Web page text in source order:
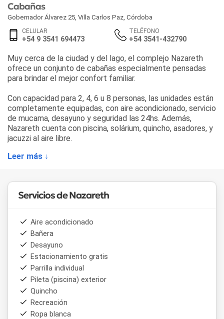
Cabañas
Gobernador Álvarez 25 Villa Carlos Paz Córdoba
CELULAR
+54 9 3541 694473
TELÉFONO
+54 3541-432790
Muy cerca de la ciudad y del lago, el complejo Nazareth
ofrece un conjunto de cabañas especialmente pensadas
para brindar el mejor confort familiar.
Con capacidad para 2, 4, 6 u 8 personas, las unidades están
completamente equipadas, con aire acondicionado, servicio
de mucama, desayuno y seguridad las 24hs. Además,
Nazareth cuenta con piscina, solárium, quincho, asadores, y
jacuzzi al aire libre.
Leer más ↓
Servicios de Nazareth
Aire acondicionado
Bañera
Desayuno
Estacionamiento gratis
Parrilla individual
Pileta (piscina) exterior
Quincho
Recreación
Ropa blanca